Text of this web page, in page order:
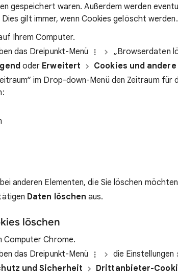
gespeichert waren. Außerdem werden
gilt immer, wenn Cookies gelöscht werden.
Ihrem Computer.
das Dreipunkt-Menü
„Browserdaten
oder Erweitert Cookies und
im Drop-down-Menü den Zeitraum für
anderen Elementen, die Sie löschen
Daten löschen aus.
löschen
Computer Chrome.
das Dreipunkt-Menü
die Einstellungen
und Sicherheit Drittanbieter-